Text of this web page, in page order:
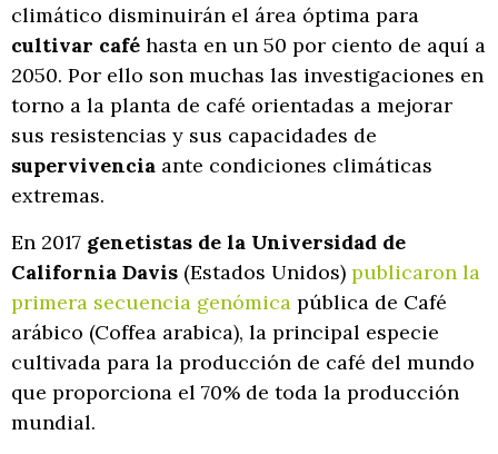
climático disminuirán el área óptima para
cultivar café hasta en un 50 por ciento de aquí a
2050. Por ello son muchas las investigaciones en
torno a la planta de café orientadas a mejorar
sus resistencias y sus capacidades de
supervivencia ante condiciones climáticas
extremas.
En 2017 genetistas de la Universidad de
California Davis (Estados Unidos) publicaron la
primera secuencia genómica pública de Café
arábico (Coffea arabica), la principal especie
cultivada para la producción de café del mundo
que proporciona el 70% de toda la producción
mundial.